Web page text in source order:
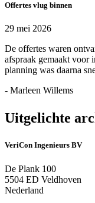
Offertes vlug binnen
29 mei 2026
De offertes waren
afspraak gemaakt voor
planning was daarna
- Marleen Willems
Uitgelichte
VeriCon Ingenieurs BV
De Plank 100
5504 ED Veldhoven
Nederland